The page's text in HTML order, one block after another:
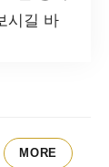
시길 바
MORE